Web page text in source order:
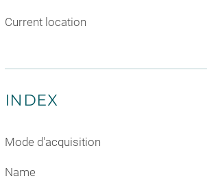
Current location
INDEX
Mode d'acquisition
Name